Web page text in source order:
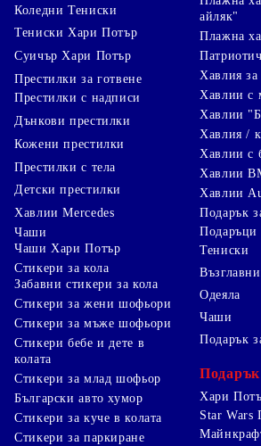
Коледни Тениски
Тениски Хари Потър
Суичър Хари Потър
Престилки за готвене
Престилки с надписи
Дънкови престилки
Кожени престилки
Престилки с тела
Детски престилки
айляк"
Плажна
Хавлия
Хавлии с
Хавлии
Хавлия /
Хавлии с
Хавлии
Хавлии
Хавлии Mercedes
Чаши
Чаши Хари Потър
Стикери за кола
Забавни стикери за кола
Стикери за жени шофьори
Стикери за мъже шофьори
Стикери бебе и дете в
колата
Стикери за млад шофьор
Български авто хумор
Стикери за куче в колата
Стикери за паркиране
Подарък
Подаръци
Тениски
Одеяла
Чаши
Подарък
Хари
Star Wars